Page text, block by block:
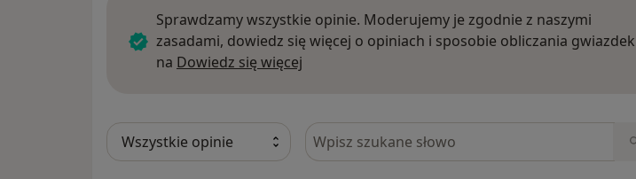
Sprawdzamy wszystkie opinie. Moderujemy je zgodnie z naszymi
zasadami, dowiedz się więcej o opiniach i sposobie obliczania gwiazdek
na Dowiedz się więcej
Szukaj w opiniach